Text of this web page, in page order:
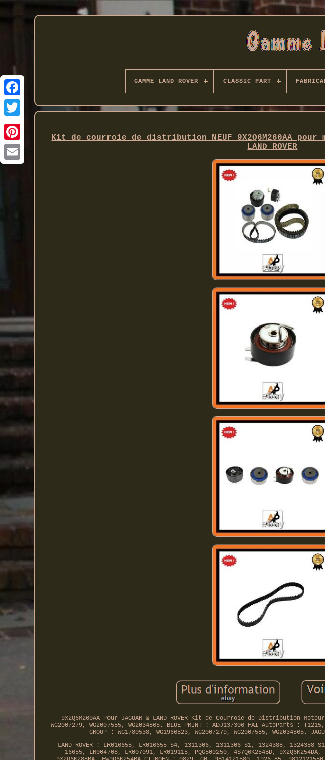
Twitter
GAMME LAND ROVER CLASSIC PART
Kit de courroie de distribution NEUF 9X2Q6M260AA pour
LAND ROVER
9X2Q6M260AA Pour JAGUAR & LAND ROVER Kit de Courroie de Distribution
WG2007279, WG2007555, WG2034865. BLUE PRINT : ADJ137306 FAI AutoParts :
GROUP : WG1780538, WG1966523, WG2007279, WG2007555, WG2034865.
LAND ROVER : LR016655, LR016655 S4, 1311306, 1311306 S1, 1324388, 1324388
16655, LR004708, LR007091, LR019115, PQG500250, 4S7Q6K254BD,